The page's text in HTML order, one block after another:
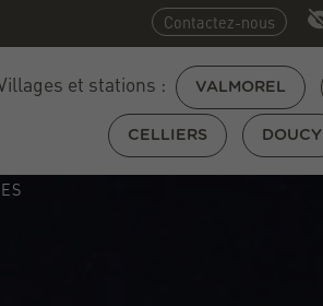
Contactez-nous
et stations : VALMOREL
CELLIERS DOUCY